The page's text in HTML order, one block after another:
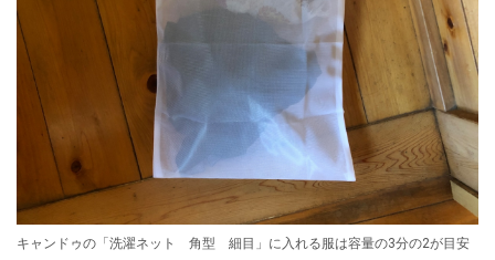
キャンドゥの「洗濯ネット 角型 細目」に入れる服は容量の3分の2が目安